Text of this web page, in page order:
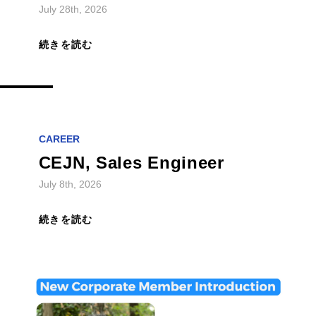
July 28th, 2026
続きを読む
CAREER
CEJN, Sales Engineer
July 8th, 2026
続きを読む